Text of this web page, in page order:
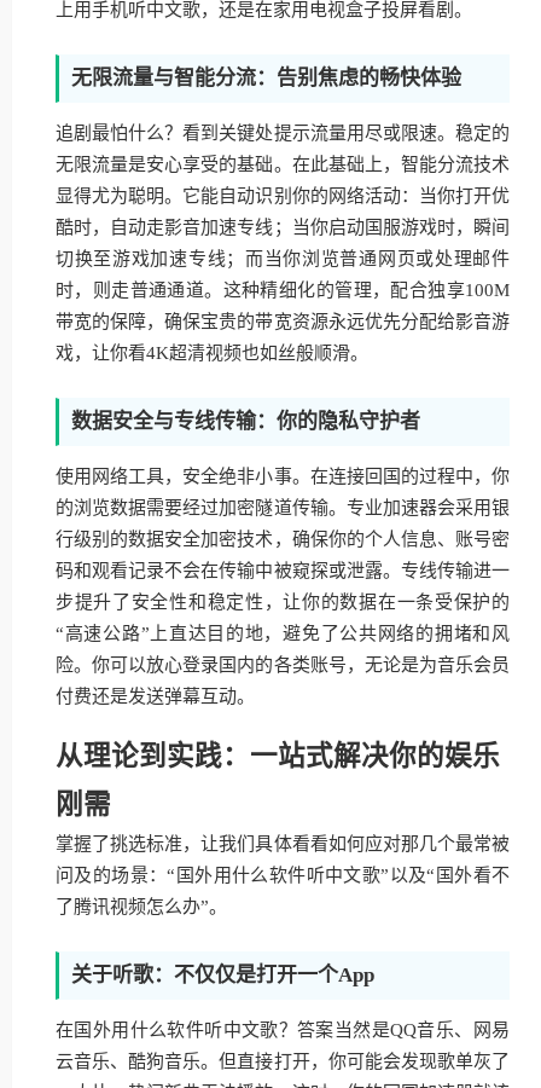
上用手机听中文歌，还是在家用电视盒子投屏看剧。
无限流量与智能分流：告别焦虑的畅快体验
追剧最怕什么？看到关键处提示流量用尽或限速。稳定的
无限流量是安心享受的基础。在此基础上，智能分流技术
显得尤为聪明。它能自动识别你的网络活动：当你打开优
酷时，自动走影音加速专线；当你启动国服游戏时，瞬间
切换至游戏加速专线；而当你浏览普通网页或处理邮件
时，则走普通通道。这种精细化的管理，配合独享100M
带宽的保障，确保宝贵的带宽资源永远优先分配给影音游
戏，让你看4K超清视频也如丝般顺滑。
数据安全与专线传输：你的隐私守护者
使用网络工具，安全绝非小事。在连接回国的过程中，你
的浏览数据需要经过加密隧道传输。专业加速器会采用银
行级别的数据安全加密技术，确保你的个人信息、账号密
码和观看记录不会在传输中被窥探或泄露。专线传输进一
步提升了安全性和稳定性，让你的数据在一条受保护的
“高速公路”上直达目的地，避免了公共网络的拥堵和风
险。你可以放心登录国内的各类账号，无论是为音乐会员
付费还是发送弹幕互动。
从理论到实践：一站式解决你的娱乐
刚需
掌握了挑选标准，让我们具体看看如何应对那几个最常被
问及的场景：“国外用什么软件听中文歌”以及“国外看不
了腾讯视频怎么办”。
关于听歌：不仅仅是打开一个App
在国外用什么软件听中文歌？答案当然是QQ音乐、网易
云音乐、酷狗音乐。但直接打开，你可能会发现歌单灰了